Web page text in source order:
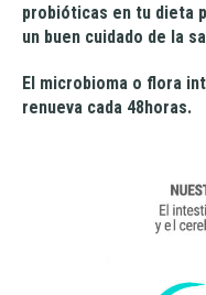
probióticas en tu dieta
un buen cuidado de la
El microbioma o flora
renueva cada 48horas.